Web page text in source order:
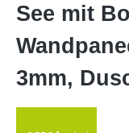
See mit
3mm,